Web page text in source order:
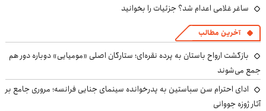
ساغر غلامی اعدام شد؟ جزئیات را بخوانید
آخرین مطالب
بازگشت ارواح باستان به پرده نقره‌ای؛ ستارگان اصلی «مومیایی» دوباره دور هم
جمع می‌شوند
ادای احترام سن سباستین به پدرخوانده سینمای جنایی فرانسه؛ مروری جامع بر
آثار ژوزه جووانی